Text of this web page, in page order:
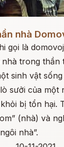
nhà
gọi là
trong thần
sinh vật
sưởi của một
bị tổn hại.
(nhà) và
nhà”.